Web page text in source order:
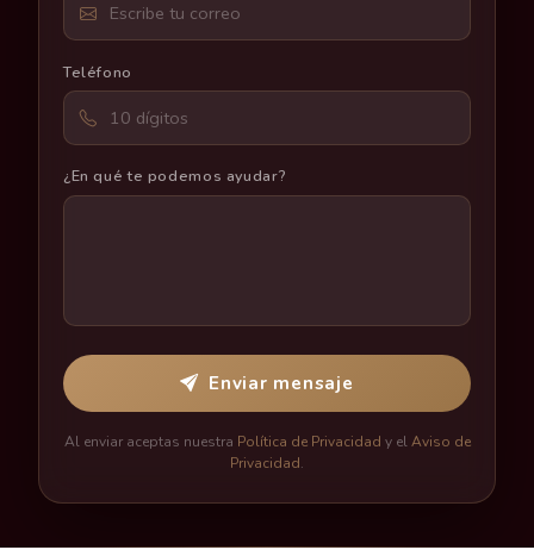
Teléfono
¿En qué te podemos ayudar?
Enviar mensaje
Al enviar aceptas nuestra Política de Privacidad y elAviso de
Privacidad.